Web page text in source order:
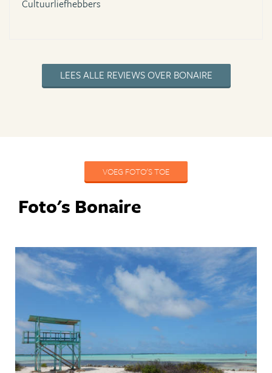
Cultuurliefhebbers
LEES ALLE REVIEWS OVER BONAIRE
VOEG FOTO'S TOE
Foto's Bonaire